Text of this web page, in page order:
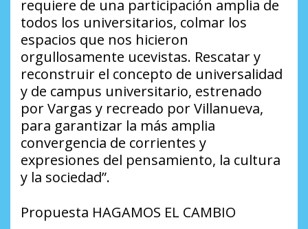
requiere de una participación amplia de
todos los universitarios, colmar los
espacios que nos hicieron
orgullosamente ucevistas. Rescatar y
reconstruir el concepto de universalidad
y de campus universitario, estrenado
por Vargas y recreado por Villanueva,
para garantizar la más amplia
convergencia de corrientes y
expresiones del pensamiento, la cultura
y la sociedad”.
Propuesta HAGAMOS EL CAMBIO